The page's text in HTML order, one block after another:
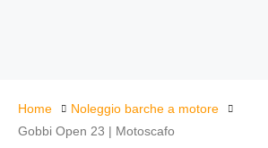
Home
Noleggio barche a motore
Gobbi Open 23 | Motoscafo